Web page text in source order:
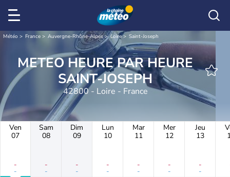
Météo France Auvergne-Rhône-Alpes Loire Saint-Joseph
METEO HEURE PAR HEURE
SAINT-JOSEPH
42800 - Loire - France
Ven
07
-
-
Sam
08
-
-
Dim
09
-
-
Lun
10
-
-
Mar
11
-
-
Mer
12
-
-
Jeu
13
-
-